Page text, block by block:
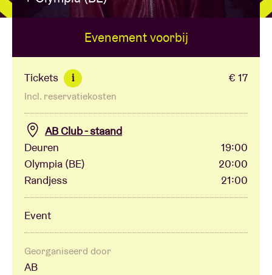
BRDCST
ABtv
Concertcheque
Over AB
Contact
Evenement voorbij
Tickets i € 17
Incl. reservatiekosten
AB Club - staand
Deuren
19:00
Olympia (BE)
20:00
Randjess
21:00
Event
Georganiseerd door
AB